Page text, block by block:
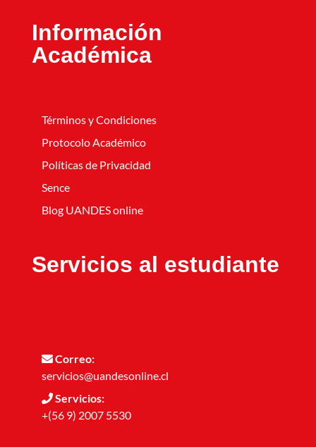
Información
Académica
Términos y Condiciones
Protocolo Académico
Políticas de Privacidad
Sence
Blog UANDES online
Servicios al estudiante
Correo:
servicios@uandesonline.cl
Servicios:
+(56 9) 2007 5530